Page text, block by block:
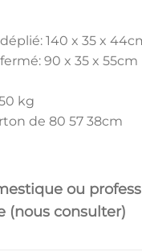
140 x 35 x
90 x 35 x 55cm
kg
de 80 57 38cm
ou
(nous consulter)